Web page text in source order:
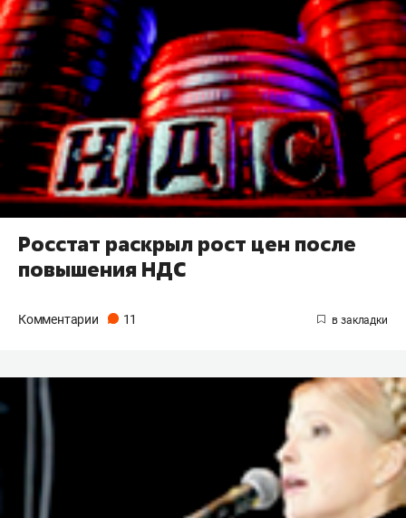
Росстат раскрыл рост цен после
повышения НДС
Комментарии 11